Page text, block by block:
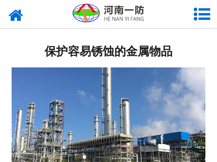
企业证件
施工范围
保护容易锈蚀的金属物品